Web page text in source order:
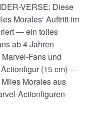
VERSE: Diese
Morales‘ Auftritt im
— ein tolles
ab 4 Jahren
Fans und
(15 cm) —
Morales aus
Actionfiguren-